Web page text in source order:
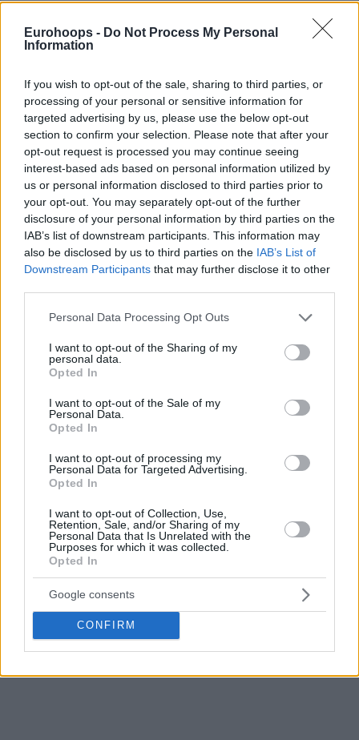
Eurohoops - Do Not Process My Personal
Information
If you wish to opt-out of the sale, sharing to third parties, or
processing of your personal or sensitive information for
targeted advertising by us, please use the below opt-out
section to confirm your selection. Please note that after your
opt-out request is processed you may continue seeing
interest-based ads based on personal information utilized by
us or personal information disclosed to third parties prior to
your opt-out. You may separately opt-out of the further
disclosure of your personal information by third parties on the
IAB’s list of downstream participants. This information may
also be disclosed by us to third parties on the IAB’s List of
Downstream Participants that may further disclose it to other
Please note that this website/app uses one or more Google
not limited to your visit or usage behaviour. You may click to
grant or deny consent to Google and its third-party tags to
use your data for below specified purposes in below Google
consent section.
Personal Data Processing Opt Outs
I want to opt-out of the Sharing of my
personal data.
Opted In
I want to opt-out of the Sale of my
Personal Data.
Opted In
I want to opt-out of processing my
Personal Data for Targeted Advertising.
Opted In
I want to opt-out of Collection, Use,
Retention, Sale, and/or Sharing of my
Personal Data that Is Unrelated with the
Purposes for which it was collected.
Opted In
Google consents
CONFIRM
Χαρακτηριστικά, ο άσος των Τζαζ υπογράμμισε τα
ακόλουθα: «Θα στοχεύσουμε να παίξουμε στα ματς των
να είναι, κατά τη γνώμη μου ».
Ακολούθως, οΜάρκανεντο εξήγησε ως εξής: «Πρέπει να
είμαστε όσο πιο ενωμένοι γίνεται. Όλοι χρειάζεται να τα
δώσουν όλα για την ομάδα, για να πετύχουμε τους υψηλούς
στόχους μας. Όλα μπορούν να συμβούν στο τουρνουά και
χρειάζεται να είμαστε καλά προετοιμασμένοι για να
αποφύγουμε οποιονδήποτε κλονισμό του ομαδικού
πνεύματος. Είμαι σίγουρος ότι αυτό δεν θα γίνει».